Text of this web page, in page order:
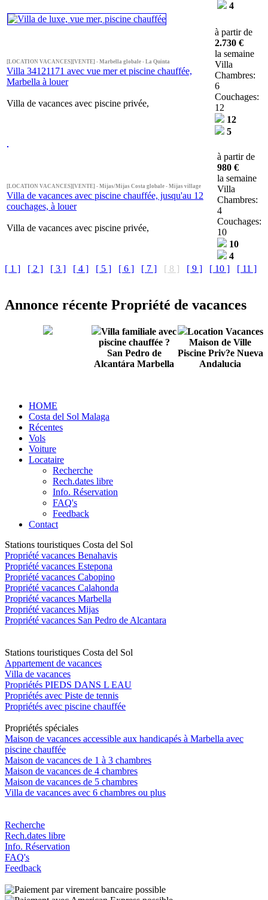
4
[LOCATION VACANCES][VENTE] - Marbella globale - La Quinta
Villa 34121171 avec vue mer et piscine chauffée,
Marbella à louer
Villa de vacances avec piscine privée,
à partir de
2.730 €
la semaine
Villa
Chambres:
6
Couchages:
12
12
5
[LOCATION VACANCES][VENTE] - Mijas/Mijas Costa globale - Mijas village
Villa de vacances avec piscine chauffée, jusqu'au 12
couchages, à louer
Villa de vacances avec piscine privée,
à partir de
980 €
la semaine
Villa
Chambres:
4
Couchages:
10
10
4
[ 1 ]
[ 2 ] [ 3 ] [ 4 ] [ 5 ] [ 6 ] [ 7 ] [ 8 ] [ 9 ] [ 10 ] [ 11 ]
Annonce récente Propriété de vacances
Villa familiale avec
piscine chauffée ?
San Pedro de
Alcantára Marbella
Location Vacances
Maison de Ville
Piscine Priv?e Nueva
Andalucia
HOME
Costa del Sol Malaga
Récentes
Vols
Voiture
Locataire
Recherche
Rech.dates libre
Info. Réservation
FAQ's
Feedback
Contact
Stations touristiques Costa del Sol
Propriété vacances Benahavis
Propriété vacances Estepona
Propriété vacances Cabopino
Propriété vacances Calahonda
Propriété vacances Marbella
Propriété vacances Mijas
Propriété vacances San Pedro de Alcantara
Stations touristiques Costa del Sol
Appartement de vacances
Villa de vacances
Propriétés PIEDS DANS L EAU
Propriétés avec Piste de tennis
Propriétés avec piscine chauffée
Propriétés spéciales
Maison de vacances accessible aux handicapés à Marbella avec
piscine chauffée
Maison de vacances de 1 à 3 chambres
Maison de vacances de 4 chambres
Maison de vacances de 5 chambres
Villa de vacances avec 6 chambres ou plus
Recherche
Rech.dates libre
Info. Réservation
FAQ's
Feedback